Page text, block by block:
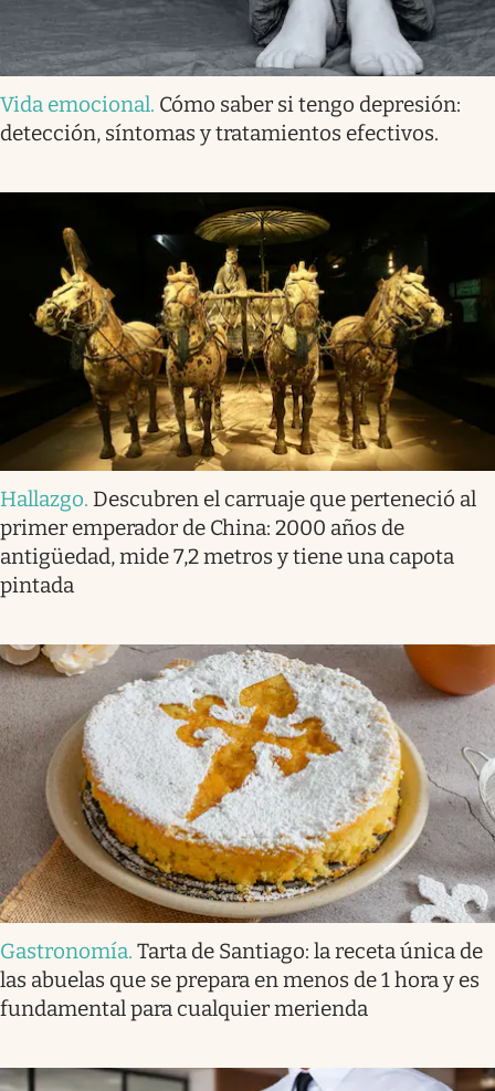
Vida emocional. Cómo saber si tengo depresión:
detección, síntomas y tratamientos efectivos.
Hallazgo. Descubren el carruaje que perteneció al
primer emperador de China: 2000 años de
antigüedad, mide 7,2 metros y tiene una capota
pintada
Gastronomía. Tarta de Santiago: la receta única de
las abuelas que se prepara en menos de 1 hora y es
fundamental para cualquier merienda